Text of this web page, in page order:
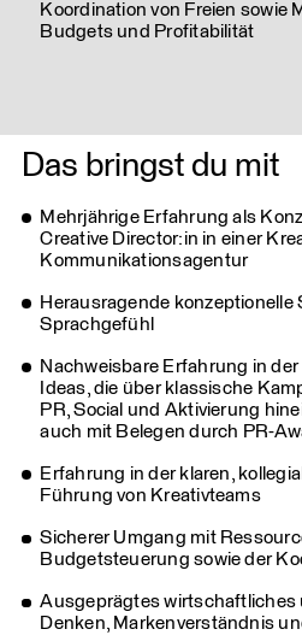
Koordination von Freien sowie
Budgets und Profitabilität
Das bringst du mit
Mehrjährige Erfahrung als
Creative Director:in in einer
Kommunikationsagentur
Herausragende
Sprachgefühl
Nachweisbare Erfahrung in
Ideas, die über klassische
PR, Social und Aktivierung
auch mit Belegen durch PR-
Erfahrung in der klaren,
Führung von Kreativteams
Sicherer Umgang mit
Budgetsteuerung sowie der
Ausgeprägtes wirtschaftliches
Denken, Markenverständnis